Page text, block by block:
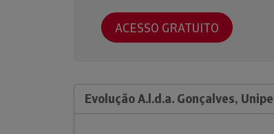
ACESSO GRATUITO
Evolução A.l.d.a. Gonçalves,